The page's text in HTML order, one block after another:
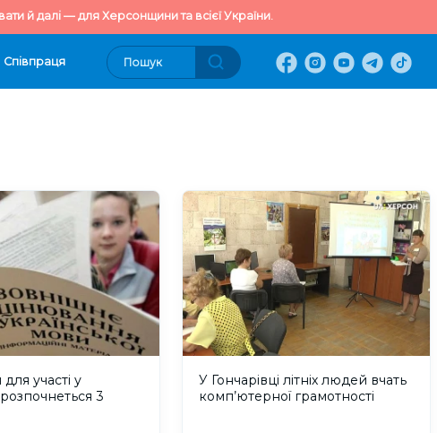
й далі — для Херсонщини та всієї України.
Cпівпраця
участі у
3
У Гончарівці літніх людей вчать
комп’ютерної грамотності